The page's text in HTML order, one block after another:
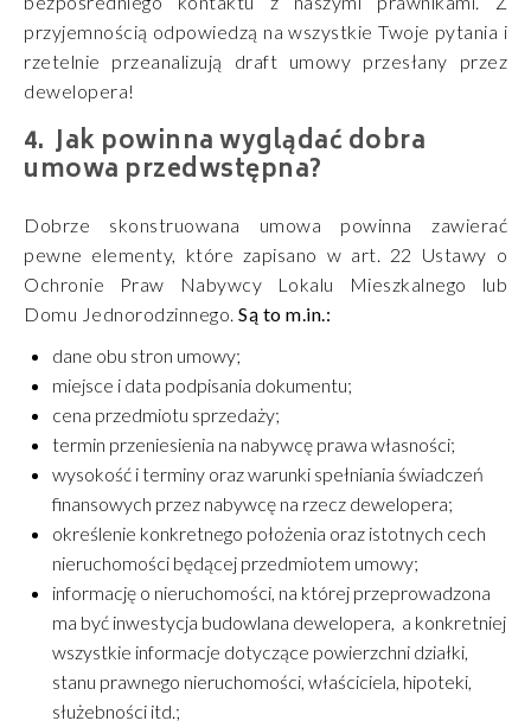
przyjemnością odpowiedzą na wszystkie Twoje pytania i
rzetelnie przeanalizują draft umowy przesłany przez
dewelopera!
Jak powinna wyglądać dobra
umowa przedwstępna?
Dobrze skonstruowana umowa powinna zawierać
pewne elementy, które zapisano w art. 22 Ustawy o
Ochronie Praw Nabywcy Lokalu Mieszkalnego lub
Domu Jednorodzinnego. Są to m.in.:
dane obu stron umowy;
miejsce i data podpisania dokumentu;
cena przedmiotu sprzedaży;
termin przeniesienia na nabywcę prawa własności;
wysokość i terminy oraz warunki spełniania świadczeń
finansowych przez nabywcę na rzecz dewelopera;
określenie konkretnego położenia oraz istotnych cech
nieruchomości będącej przedmiotem umowy;
informację o nieruchomości, na której przeprowadzona
ma być inwestycja budowlana dewelopera, a konkretniej
wszystkie informacje dotyczące powierzchni działki,
stanu prawnego nieruchomości, właściciela, hipoteki,
służebności itd.;